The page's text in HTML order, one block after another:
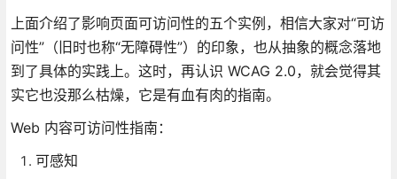
上面介绍了影响页面可访问性的五个实例，相信大家对“可访
问性”（旧时也称“无障碍性”）的印象，也从抽象的概念落地
到了具体的实践上。这时，再认识 WCAG 2.0，就会觉得其
实它也没那么枯燥，它是有血有肉的指南。
Web 内容可访问性指南：
可感知